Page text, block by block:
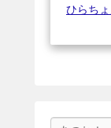
ひらち